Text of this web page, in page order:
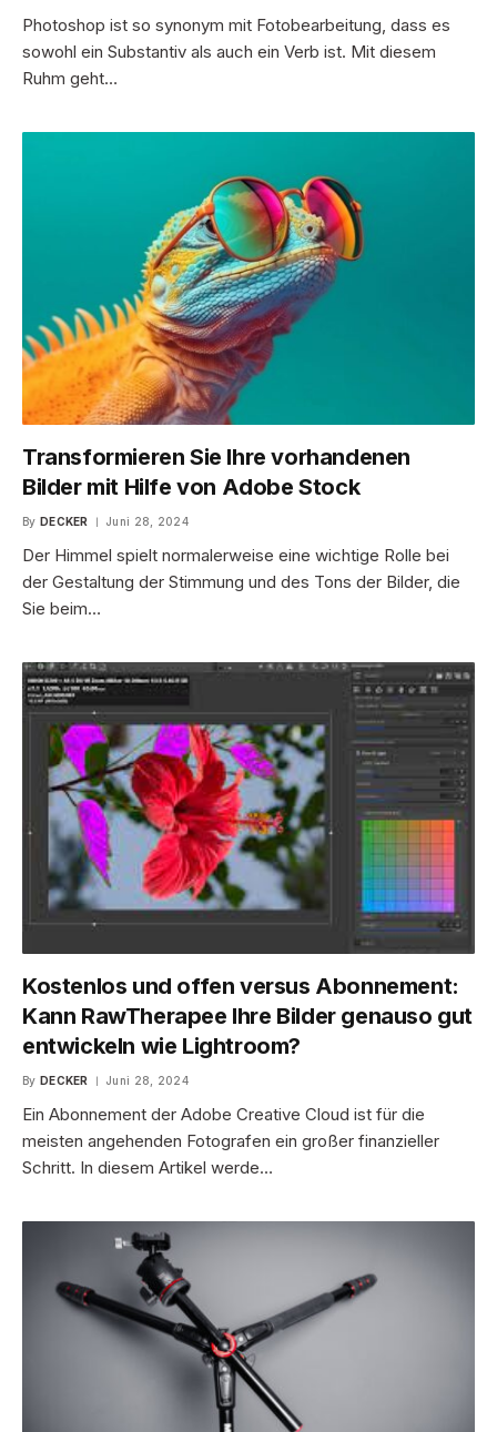
Photoshop ist so synonym mit Fotobearbeitung, dass es
sowohl ein Substantiv als auch ein Verb ist. Mit diesem
Ruhm geht…
Transformieren Sie Ihre vorhandenen
Bilder mit Hilfe von Adobe Stock
By DECKER Juni 28, 2024
Der Himmel spielt normalerweise eine wichtige Rolle bei
der Gestaltung der Stimmung und des Tons der Bilder, die
Sie beim…
Kostenlos und offen versus Abonnement:
Kann RawTherapee Ihre Bilder genauso gut
entwickeln wie Lightroom?
By DECKER Juni 28, 2024
Ein Abonnement der Adobe Creative Cloud ist für die
meisten angehenden Fotografen ein großer finanzieller
Schritt. In diesem Artikel werde…